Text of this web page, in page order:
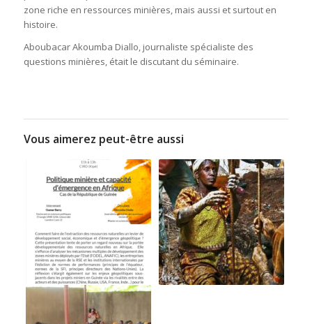
zone riche en ressources minières, mais aussi et surtout en
histoire.
Aboubacar Akoumba Diallo, journaliste spécialiste des
questions minières, était le discutant du séminaire.
Vous aimerez peut-être aussi